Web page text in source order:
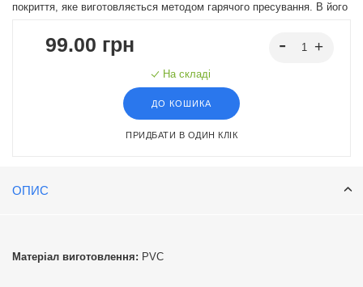
покриття, яке виготовляється методом гарячого пресування. В його
пластифікаторами та стабілізаторами. Основними перевагами
матеріалами завдяки сучасним технологіям друку та тиснення,
здатність ідеально імітувати текстуру, кольори та візуальний
вигляд деревини, каменю або мармуру, вологостійкість та
зносостійкість, легкість у самостійному монтажі.
99.00 грн
На складі
ДО КОШИКА
ПРИДБАТИ В ОДИН КЛІК
ОПИС
Матеріал виготовлення: PVC